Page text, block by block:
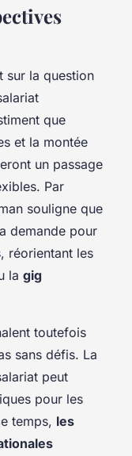
sur la question
que
et la montée
un passage
Par
souligne que
demande pour
réorientant les
la gig
toutefois
sans défis. La
peut
pour les
temps, les